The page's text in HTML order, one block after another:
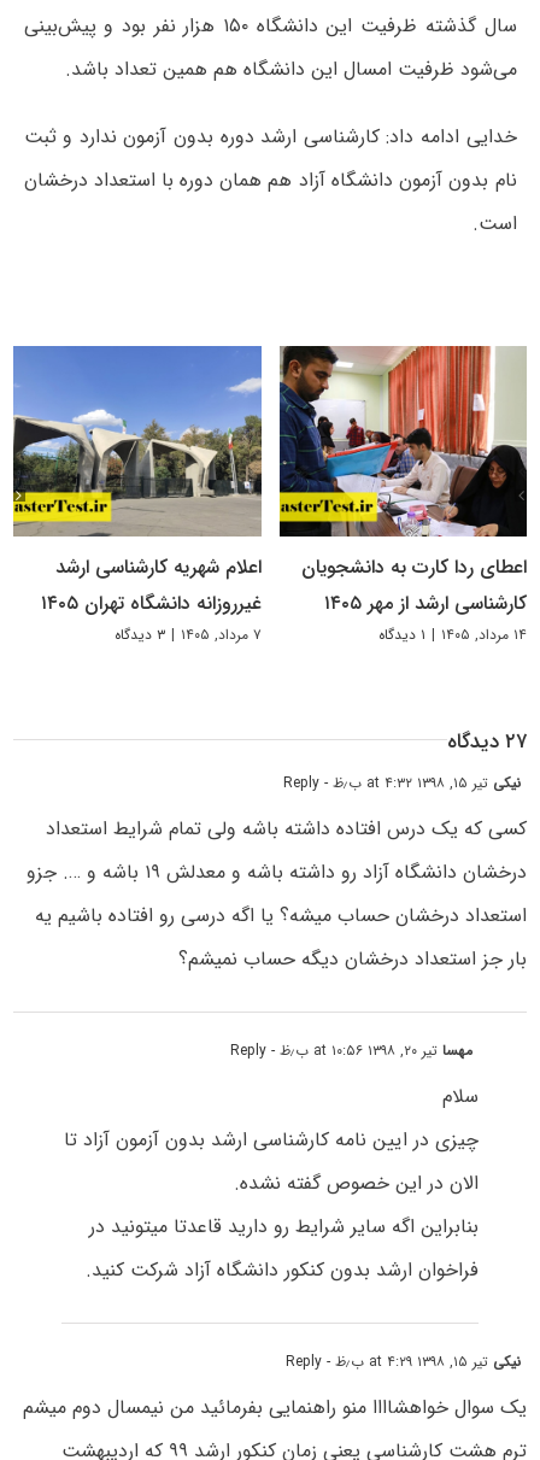
سال گذشته ظرفیت این دانشگاه ۱۵۰ هزار نفر بود و پیش‌بینی
می‌شود ظرفیت امسال این دانشگاه هم همین تعداد باشد.
خدایی ادامه داد: کارشناسی ارشد دوره بدون آزمون ندارد و ثبت
نام بدون آزمون دانشگاه آزاد هم همان دوره با استعداد درخشان
است.
اعطای ردا کارت به دانشجویان
کارشناسی ارشد از مهر ۱۴۰۵
۱۴ مرداد, ۱۴۰۵ | ۱ دیدگاه
اعلام شهریه کارشناسی ارشد
غیرروزانه دانشگاه تهران ۱۴۰۵
۷ مرداد, ۱۴۰۵ | ۳ دیدگاه
۲۷ دیدگاه
نیکی تیر ۱۵, ۱۳۹۸ at ۴:۳۲ ب٫ظ - Reply
کسی که یک درس افتاده داشته باشه ولی تمام شرایط استعداد
درخشان دانشگاه آزاد رو داشته باشه و معدلش ۱۹ باشه و ‌…. جزو
استعداد درخشان حساب میشه؟ یا اگه درسی رو افتاده باشیم یه
بار جز استعداد درخشان دیگه حساب نمیشم؟
مهساتیر ۲۰, ۱۳۹۸ at ۱۰:۵۶ ب٫ظ - Reply
سلام
چیزی در ایین نامه کارشناسی ارشد بدون آزمون آزاد تا
الان در این خصوص گفته نشده.
بنابراین اگه سایر شرایط رو دارید قاعدتا میتونید در
فراخوان ارشد بدون کنکور دانشگاه آزاد شرکت کنید.
نیکی تیر ۱۵, ۱۳۹۸ at ۴:۲۹ ب٫ظ - Reply
یک سوال خواهشاااا منو راهنمایی بفرمائید من نیمسال دوم میشم
ترم هشت کارشناسی یعنی زمان کنکور ارشد ۹۹ که اردیبهشت